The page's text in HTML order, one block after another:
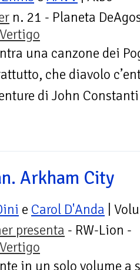
n. 21 - Planeta
una canzone dei
che diavolo
di John
Arkham City
e Carol D'Anda |
presenta - RW-Lion -
in un solo volume a